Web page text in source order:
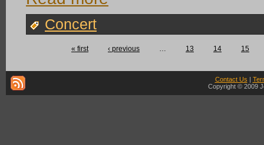
Concert
« first ‹ previous 13 14 15
Contact Us |
Copyright © 2009